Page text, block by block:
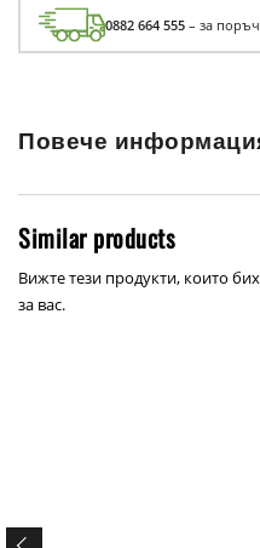
0882 664 555 – за
Повече
Similar products
Вижте тези продукти, които
за вас.